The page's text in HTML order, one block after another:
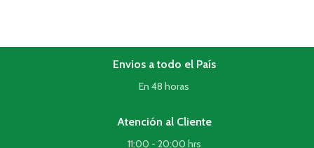
Envios a todo el País
En 48 horas
Atención al Cliente
11:00 - 20:00 hrs